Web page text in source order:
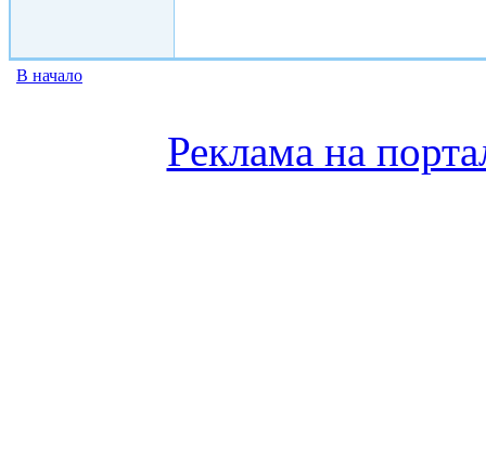
В начало
Реклама на